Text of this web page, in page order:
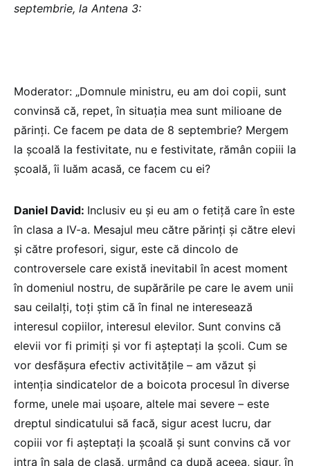
septembrie, la Antena 3:
Moderator: „Domnule ministru, eu am doi copii, sunt
convinsă că, repet, în situația mea sunt milioane de
părinți. Ce facem pe data de 8 septembrie? Mergem
la școală la festivitate, nu e festivitate, rămân copiii la
școală, îi luăm acasă, ce facem cu ei?
Daniel David: Inclusiv eu și eu am o fetiță care în este
în clasa a IV-a. Mesajul meu către părinți și către elevi
și către profesori, sigur, este că dincolo de
controversele care există inevitabil în acest moment
în domeniul nostru, de supărările pe care le avem unii
sau ceilalți, toți știm că în final ne interesează
interesul copiilor, interesul elevilor. Sunt convins că
elevii vor fi primiți și vor fi așteptați la școli. Cum se
vor desfășura efectiv activitățile – am văzut și
intenția sindicatelor de a boicota procesul în diverse
forme, unele mai ușoare, altele mai severe – este
dreptul sindicatului să facă, sigur acest lucru, dar
copiii vor fi așteptați la școală și sunt convins că vor
intra în sala de clasă, urmând ca după aceea, sigur, în